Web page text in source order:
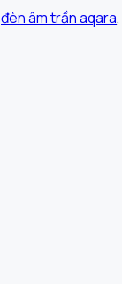
đèn âm trần aqara,